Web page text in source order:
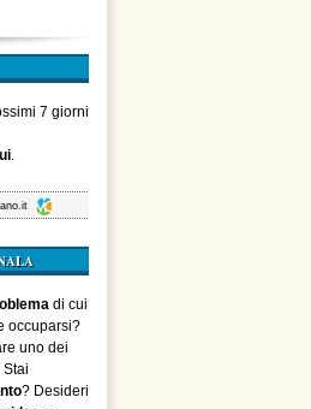
7 giorni
.
di cui
occuparsi?
uno dei
Stai
? Desideri